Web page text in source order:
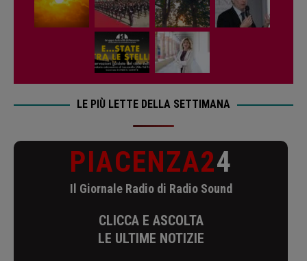
LE PIÙ LETTE DELLA SETTIMANA
PIACENZA24
Il Giornale Radio di Radio Sound
CLICCA E ASCOLTA
LE ULTIME NOTIZIE